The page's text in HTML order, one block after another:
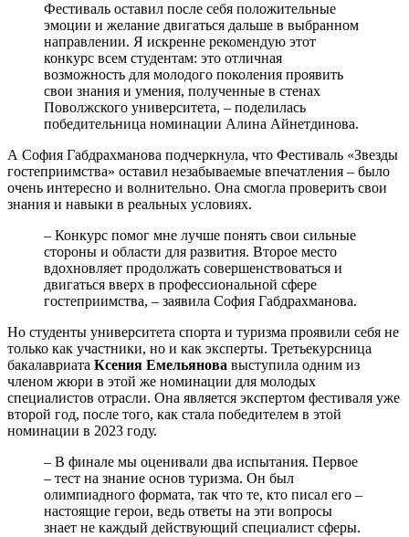
Фестиваль оставил после себя положительные
эмоции и желание двигаться дальше в выбранном
направлении. Я искренне рекомендую этот
конкурс всем студентам: это отличная
возможность для молодого поколения проявить
свои знания и умения, полученные в стенах
Поволжского университета, – поделилась
победительница номинации Алина Айнетдинова.
А София Габдрахманова подчеркнула, что Фестиваль «Звезды
гостеприимства» оставил незабываемые впечатления – было
очень интересно и волнительно. Она смогла проверить свои
знания и навыки в реальных условиях.
– Конкурс помог мне лучше понять свои сильные
стороны и области для развития. Второе место
вдохновляет продолжать совершенствоваться и
двигаться вверх в профессиональной сфере
гостеприимства, – заявила София Габдрахманова.
Но студенты университета спорта и туризма проявили себя не
только как участники, но и как эксперты. Третьекурсница
бакалавриата Ксения Емельянова выступила одним из
членом жюри в этой же номинации для молодых
специалистов отрасли. Она является экспертом фестиваля уже
второй год, после того, как стала победителем в этой
номинации в 2023 году.
– В финале мы оценивали два испытания. Первое
– тест на знание основ туризма. Он был
олимпиадного формата, так что те, кто писал его –
настоящие герои, ведь ответы на эти вопросы
знает не каждый действующий специалист сферы.